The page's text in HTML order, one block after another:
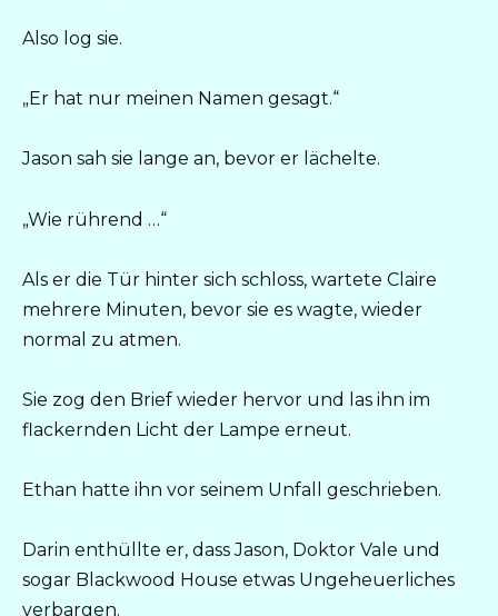
Also log sie.
„Er hat nur meinen Namen gesagt.“
Jason sah sie lange an, bevor er lächelte.
„Wie rührend …“
Als er die Tür hinter sich schloss, wartete Claire
mehrere Minuten, bevor sie es wagte, wieder
normal zu atmen.
Sie zog den Brief wieder hervor und las ihn im
flackernden Licht der Lampe erneut.
Ethan hatte ihn vor seinem Unfall geschrieben.
Darin enthüllte er, dass Jason, Doktor Vale und
sogar Blackwood House etwas Ungeheuerliches
verbargen.